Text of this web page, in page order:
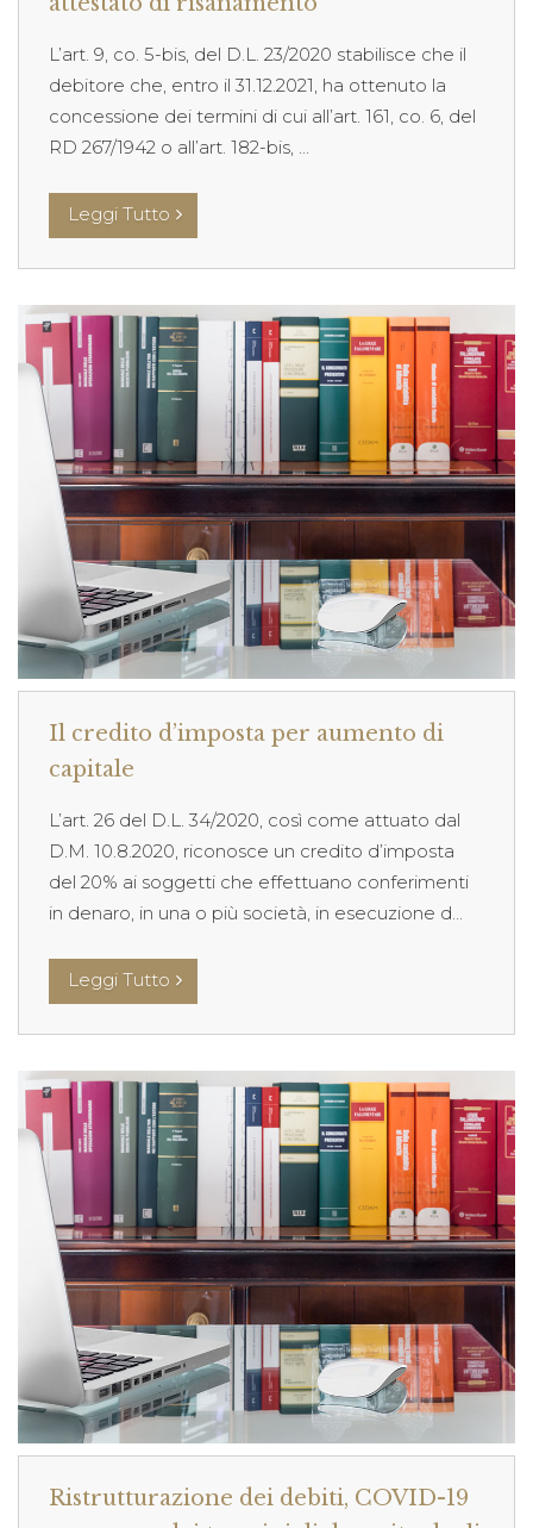
L’art. 9, co. 5-bis, del D.L. 23/2020 stabilisce che il
debitore che, entro il 31.12.2021, ha ottenuto la
concessione dei termini di cui all’art. 161, co. 6, del
RD 267/1942 o all’art. 182-bis, ...
Leggi Tutto
Il credito d’imposta per aumento di
capitale
L’art. 26 del D.L. 34/2020, così come attuato dal
D.M. 10.8.2020, riconosce un credito d’imposta
del 20% ai soggetti che effettuano conferimenti
in denaro, in una o più società, in esecuzione d...
Leggi Tutto
Ristrutturazione dei debiti, COVID-19